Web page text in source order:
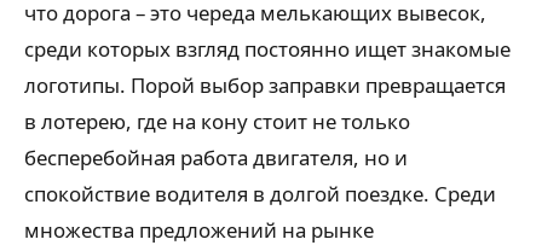
что дорога – это череда мелькающих вывесок,
среди которых взгляд постоянно ищет знакомые
логотипы. Порой выбор заправки превращается
в лотерею, где на кону стоит не только
бесперебойная работа двигателя, но и
спокойствие водителя в долгой поездке. Среди
множества предложений на рынке